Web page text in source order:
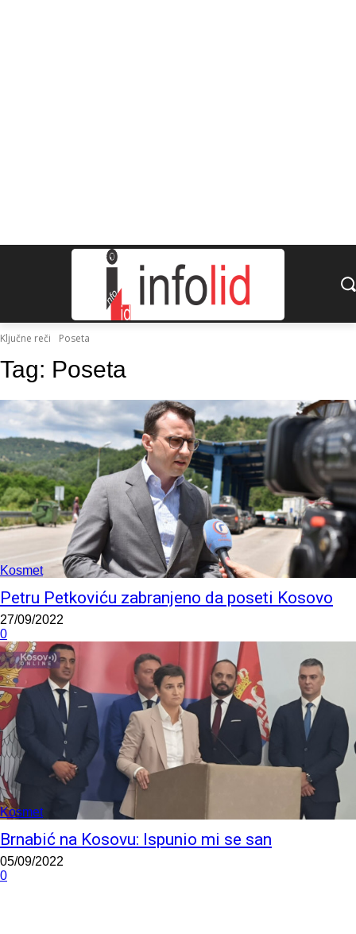
Ključne reči Poseta
Tag: Poseta
Kosmet
Petru Petkoviću zabranjeno da poseti Kosovo
27/09/2022
0
Kosmet
Brnabić na Kosovu: Ispunio mi se san
05/09/2022
0